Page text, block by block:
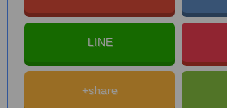
LINE
+share